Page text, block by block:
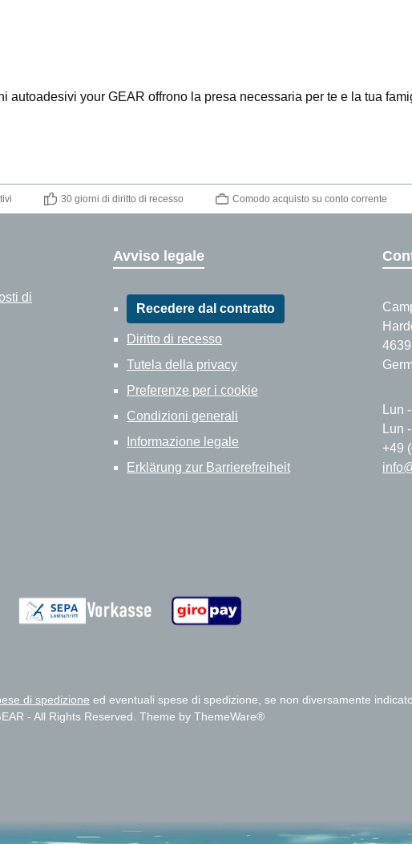
your GEAR offrono la presa necessaria per te e la tua
30 giorni di diritto di recesso Comodo acquisto su conto corrente
di
Avviso legale
Recedere dal contratto
Diritto di recesso
Tutela della privacy
Preferenze per i cookie
Condizioni generali
Informazione legale
Erklärung zur Barrierefreiheit
Lun
Lun
+49
Zahlungsanbieter
di spedizione ed eventuali spese di spedizione, se non diversamente indicato.
- All Rights Reserved. Theme by ThemeWare®